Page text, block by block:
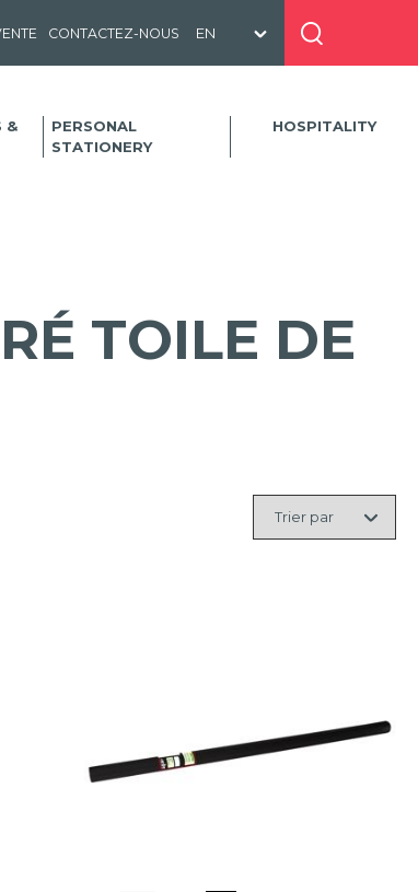
CONTACTEZ-NOUS
&
PERSONAL
STATIONERY
HOSPITALITY
TOILE DE